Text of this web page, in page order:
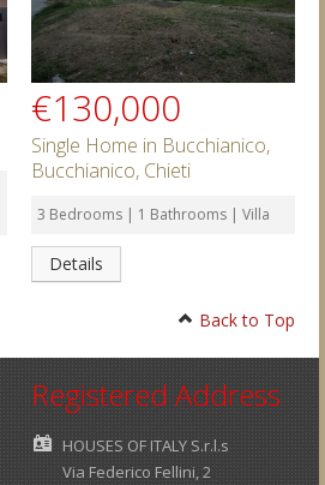
€130,000
Single Home in Bucchianico,
Bucchianico, Chieti
3 Bedrooms | 1 Bathrooms | Villa
Details
Back to Top
Registered Address
HOUSES OF ITALY S.r.l.s
Via Federico Fellini, 2